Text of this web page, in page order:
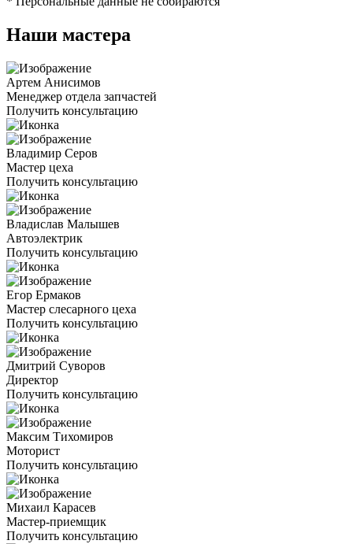
Наши мастера
Артем Анисимов
Менеджер отдела запчастей
Получить консультацию
Владимир Серов
Мастер цеха
Получить консультацию
Владислав Малышев
Автоэлектрик
Получить консультацию
Егор Ермаков
Мастер слесарного цеха
Получить консультацию
Дмитрий Суворов
Директор
Получить консультацию
Максим Тихомиров
Моторист
Получить консультацию
Михаил Карасев
Мастер-приемщик
Получить консультацию